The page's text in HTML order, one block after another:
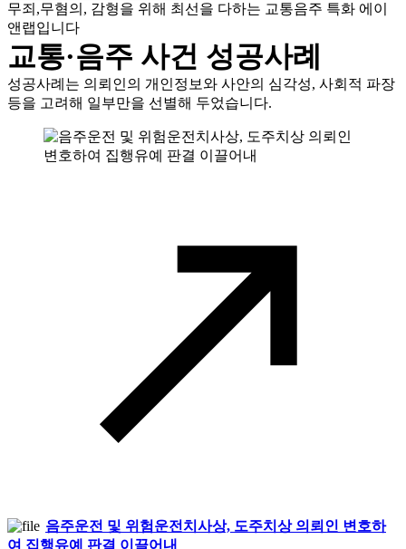
무죄,무혐의, 감형을 위해 최선을 다하는 교통음주 특화 에이
앤랩입니다
교통·음주 사건 성공사례
성공사례는 의뢰인의 개인정보와 사안의 심각성, 사회적 파장
등을 고려해 일부만을 선별해 두었습니다.
음주운전 및 위험운전치사상, 도주치상 의뢰인 변호하
여 집행유예 판결 이끌어내